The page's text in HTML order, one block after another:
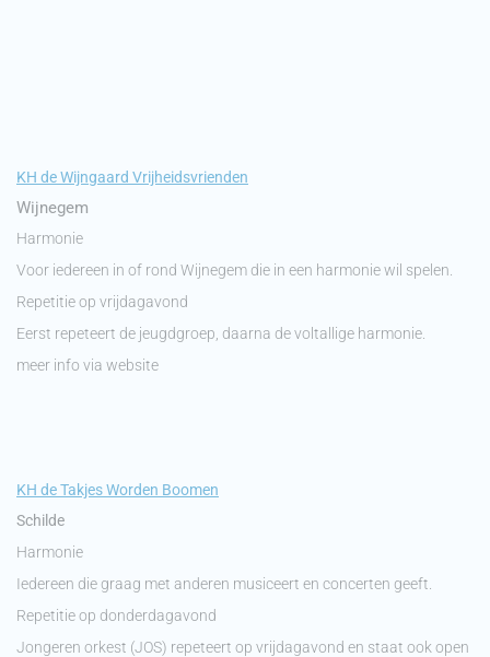
KH de Wijngaard Vrijheidsvrienden
Wijnegem
Harmonie
Voor iedereen in of rond Wijnegem die in een harmonie wil spelen.
Repetitie op vrijdagavond
Eerst repeteert de jeugdgroep, daarna de voltallige harmonie.
meer info via website
KH deTakjes Worden Boomen
Schilde
Harmonie
Iedereen die graag met anderen musiceert en concerten geeft.
Repetitie op donderdagavond
Jongeren orkest (JOS) repeteert op vrijdagavond en staat ook open